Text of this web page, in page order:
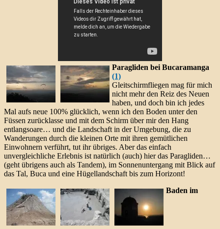
Paragliden bei Bucaramanga
(1)
Gleitschirmfliegen mag für mich
nicht mehr den Reiz des Neuen
haben, und doch bin ich jedes
Mal aufs neue 100% glücklich, wenn ich den Boden unter den
Füssen zurücklasse und mit dem Schirm über mir den Hang
entlangsoare… und die Landschaft in der Umgebung, die zu
Wanderungen durch die kleinen Orte mit ihren gemütlichen
Einwohnern verführt, tut ihr übriges. Aber das einfach
unvergleichliche Erlebnis ist natürlich (auch) hier das Paragliden…
(geht übrigens auch als Tandem), im Sonnenuntergang mit Blick auf
das Tal, Buca und eine Hügellandschaft bis zum Horizont!
Baden im